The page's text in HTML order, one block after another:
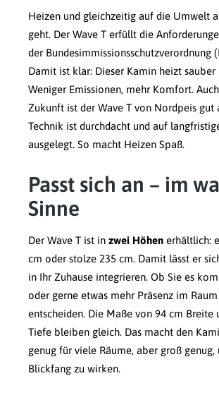
Heizen und gleichzeitig auf die Umwelt
geht. Der Wave T erfüllt die
der Bundesimmissionsschutzverordnung
Damit ist klar: Dieser Kamin heizt
Weniger Emissionen, mehr Komfort.
Zukunft ist der Wave T von Nordpeis gut
Technik ist durchdacht und auf
ausgelegt. So macht Heizen Spaß.
Passt sich an – im
Sinne
Der Wave T ist in zwei Höhen erhältlich:
cm oder stolze 235 cm. Damit lässt er
in Ihr Zuhause integrieren. Ob Sie es
oder gerne etwas mehr Präsenz im
entscheiden. Die Maße von 94 cm Breite
Tiefe bleiben gleich. Das macht den
genug für viele Räume, aber groß genug,
Blickfang zu wirken.